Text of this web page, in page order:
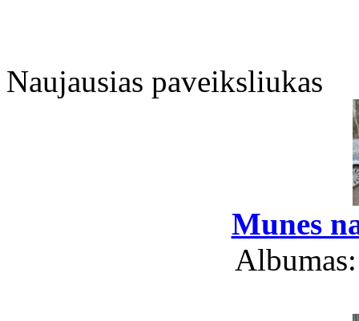
Naujausias paveiksliukas
Munes